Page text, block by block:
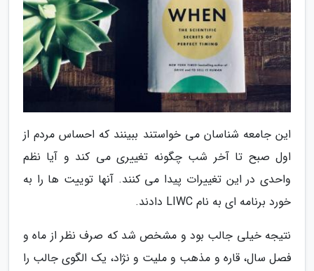
این جامعه شناسان می خواستند ببینند که احساس مردم از
اول صبح تا آخر شب چگونه تغییری می کند و آیا نظم
واحدی در این تغییرات پیدا می کنند. آنها توییت ها را به
خورد برنامه ای به نام LIWC دادند.
نتیجه خیلی جالب بود و مشخص شد که صرف نظر از ماه و
فصل سال، قاره و مذهب و ملیت و نژاد، یک الگوی جالب را